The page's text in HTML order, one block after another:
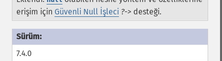
erişim için Güvenli Null İşleci ?-> desteği.
7.4.0